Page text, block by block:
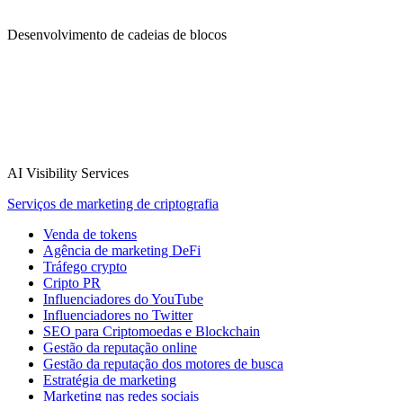
Desenvolvimento de cadeias de blocos
AI Visibility Services
Serviços de marketing de criptografia
Venda de tokens
Agência de marketing DeFi
Tráfego crypto
Cripto PR
Influenciadores do YouTube
Influenciadores no Twitter
SEO para Criptomoedas e Blockchain
Gestão da reputação online
Gestão da reputação dos motores de busca
Estratégia de marketing
Marketing nas redes sociais